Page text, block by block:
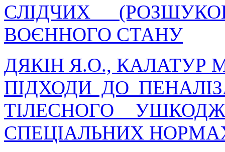
СЛІДЧИХ
ВОЄННОГО СТАНУ
ДЯКІН Я.О., КАЛАТУР
ПІДХОДИ ДО
ТІЛЕСНОГО
СПЕЦІАЛЬНИХ